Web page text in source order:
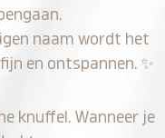
naam wordt het
en ontspannen. ✨
knuffel. Wanneer je